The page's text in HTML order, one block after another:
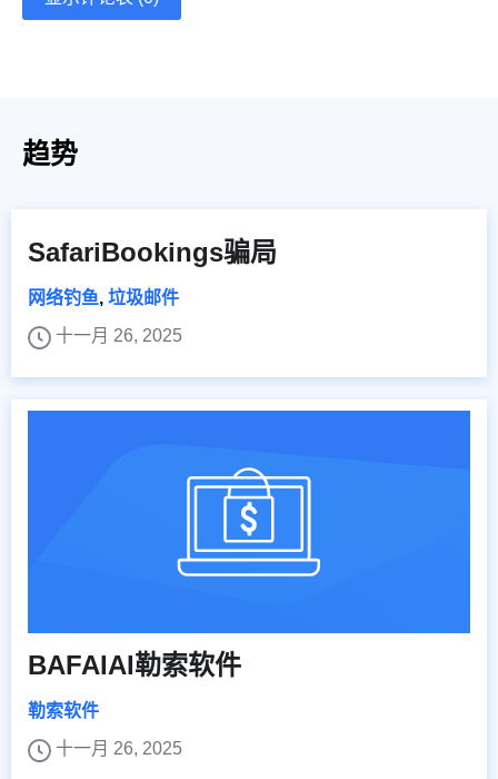
趋势
SafariBookings骗局
网络钓鱼, 垃圾邮件
十一月 26, 2025
BAFAIAI勒索软件
勒索软件
十一月 26, 2025